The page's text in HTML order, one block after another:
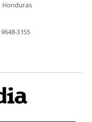
Honduras
3155